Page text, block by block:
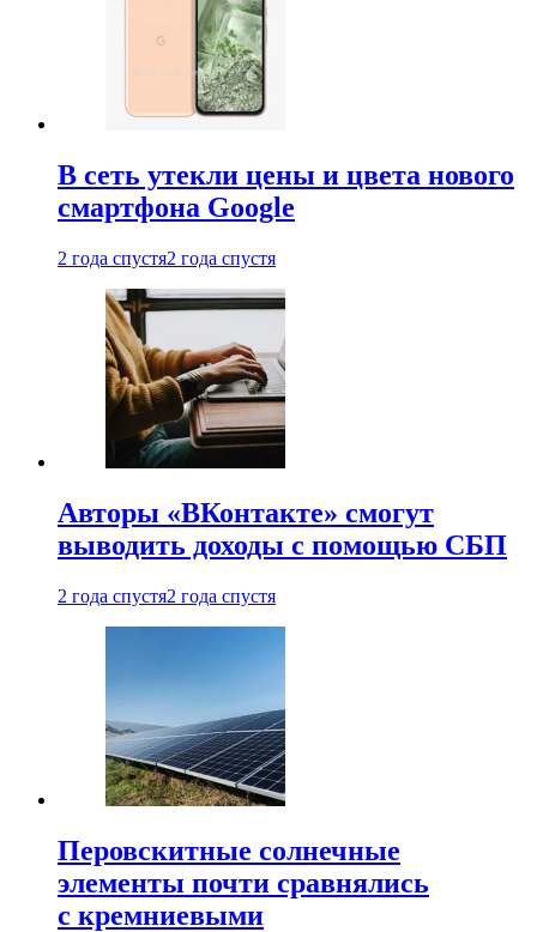
В сеть утекли цены и цвета нового
смартфона Google
2 года спустя2 года спустя
Авторы «ВКонтакте» смогут
выводить доходы с помощью СБП
2 года спустя2 года спустя
Перовскитные солнечные
элементы почти сравнялись
с кремниевыми